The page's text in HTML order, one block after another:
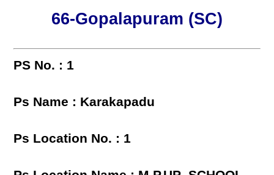
66-Gopalapuram (SC)
PS No. : 1
Ps Name : Karakapadu
Ps Location No. : 1